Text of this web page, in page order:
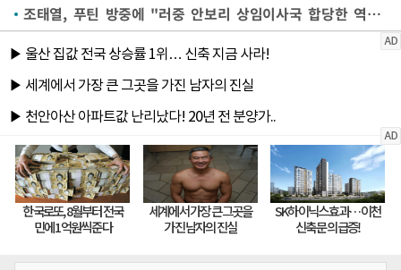
조태열, 푸틴 방중에 "러중 안보리 상임이사국 합당한 역할 기대"